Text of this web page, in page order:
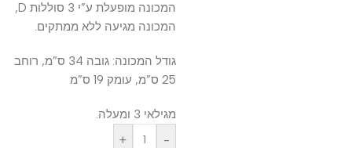
המכונה מופעלת ע”י 3 סוללות D,
המכונה מגיעה ללא ממתקים.
גודל המכונה: גובה 34 ס”מ, רוחב
25 ס”מ, עומק 19 ס”מ
מגילאי 3 ומעלה.
-
+